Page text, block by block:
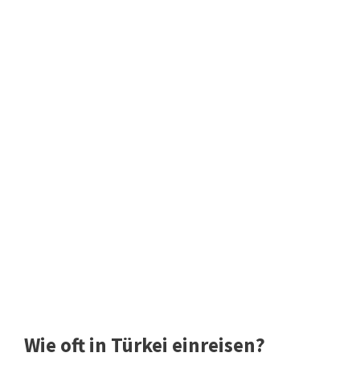
Wie oft in Türkei einreisen?